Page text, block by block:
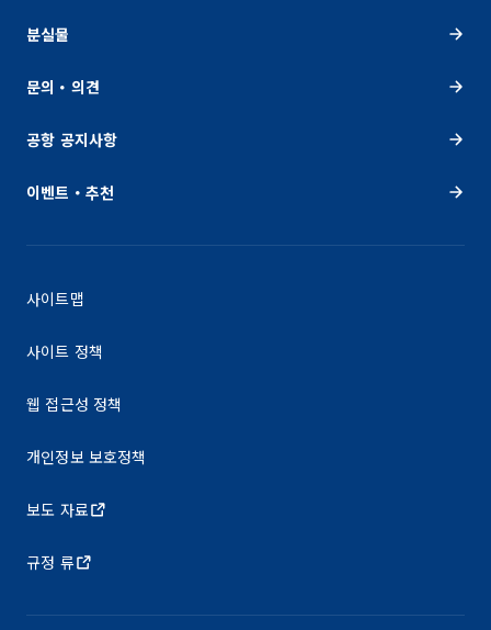
분실물
문의・의견
공항 공지사항
이벤트・추천
사이트맵
사이트 정책
웹 접근성 정책
개인정보 보호정책
보도 자료
규정 류